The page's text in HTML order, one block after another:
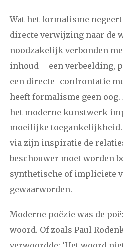
Wat het formalisme
directe verwijzing naar de
noodzakelijk verbonden
inhoud – een verbeelding,
een directe confrontatie
heeft formalisme geen oog.
het moderne kunstwerk
moeilijke toegankelijkheid.
via zijn inspiratie de
beschouwer moet worden
synthetische of impliciete
gewaarworden.
Moderne poëzie was de
woord. Of zoals Paul
verwoordde: ‘Het woord